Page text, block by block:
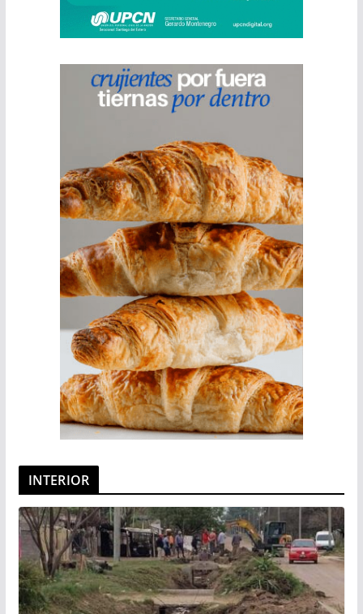
INTERIOR